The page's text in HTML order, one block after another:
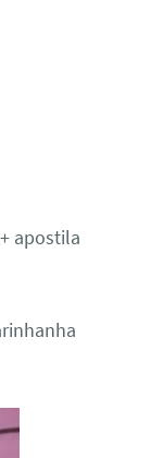
apostila